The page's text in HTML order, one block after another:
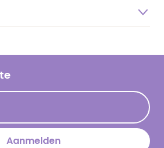
versjes
kamp teksten
Aanmelden